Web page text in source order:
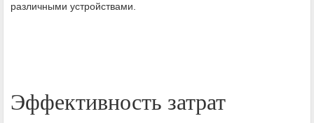
различными устройствами.
Эффективность затрат